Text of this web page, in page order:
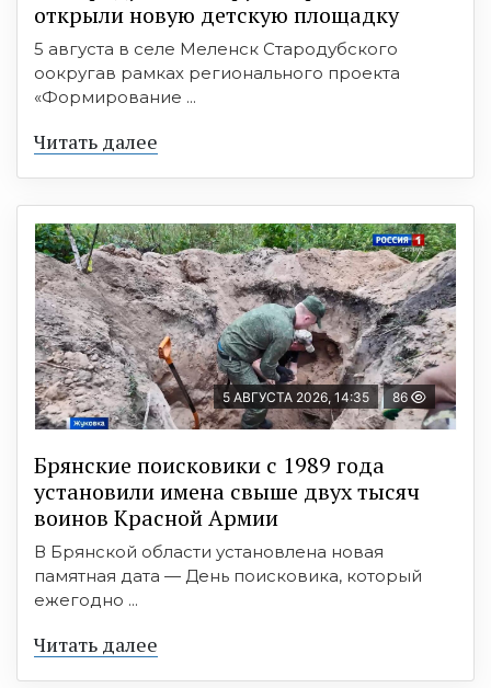
открыли новую детскую площадку
5 августа в селе Меленск Стародубского
оокругав рамках регионального проекта
«Формирование ...
Читать далее
5 АВГУСТА 2026, 14:35 86
Брянские поисковики с 1989 года
установили имена свыше двух тысяч
воинов Красной Армии
В Брянской области установлена новая
памятная дата — День поисковика, который
ежегодно ...
Читать далее